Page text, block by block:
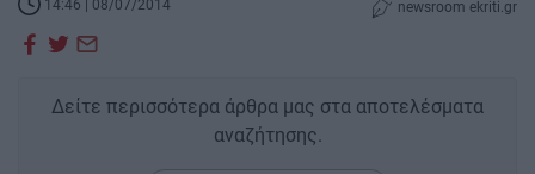
14:46 | 08/07/2014 newsroom ekriti.gr
Δείτε περισσότερα άρθρα μας στα αποτελέσματα
αναζήτησης.